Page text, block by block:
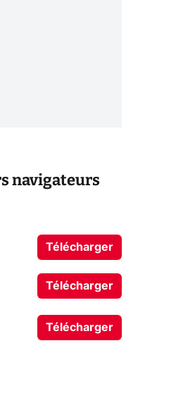
navigateurs
Télécharger
Télécharger
Télécharger